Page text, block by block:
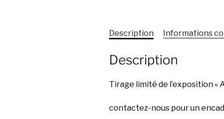
Description Informations
Description
Tirage limité de l’exposition «
contactez-nous pour un